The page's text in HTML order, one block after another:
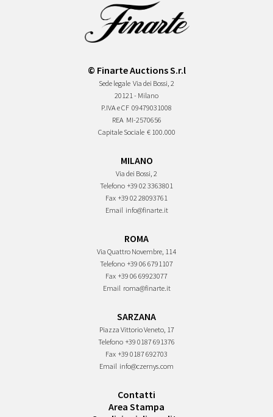
© Finarte Auctions S.r.l
Sede legale Via dei Bossi, 2
20121 - Milano
P.IVA e CF 09479031008
REA MI-2570656
Capitale Sociale € 100.000
MILANO
Via dei Bossi, 2
Telefono +39 02 3363801
Fax +39 02 28093761
Email info@finarte.it
ROMA
Via Quattro Novembre, 114
Telefono +39 06 6791107
Fax +39 06 69923077
Email roma@finarte.it
SARZANA
Piazza Vittorio Veneto, 17
Telefono +39 0187 691376
Fax +39 0187 692703
Email info@czernys.com
Contatti
Area Stampa